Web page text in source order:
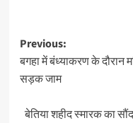
Post
navigation
Previous:
बगहा में बंध्याकरण के दौरान
सड़क जाम
बेतिया शहीद स्मारक का